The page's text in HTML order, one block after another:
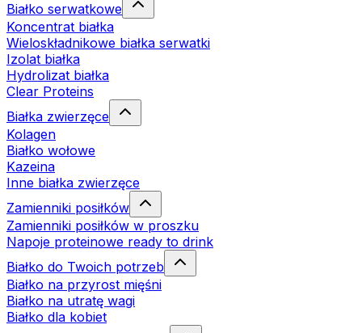
Białko serwatkowe
Koncentrat białka
Wieloskładnikowe białka serwatki
Izolat białka
Hydrolizat białka
Clear Proteins
Białka zwierzęce
Kolagen
Białko wołowe
Kazeina
Inne białka zwierzęce
Zamienniki posiłków
Zamienniki posiłków w proszku
Napoje proteinowe ready to drink
Białko do Twoich potrzeb
Białko na przyrost mięśni
Białko na utratę wagi
Białko dla kobiet